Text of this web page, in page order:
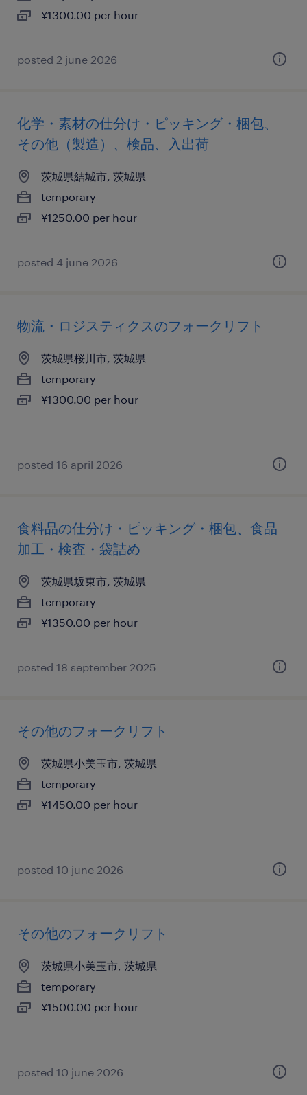
¥1300.00 per hour
posted 2 june 2026
化学・素材の仕分け・ピッキング・梱包、
その他（製造）、検品、入出荷
茨城県結城市, 茨城県
temporary
¥1250.00 per hour
posted 4 june 2026
物流・ロジスティクスのフォークリフト
茨城県桜川市, 茨城県
temporary
¥1300.00 per hour
posted 16 april 2026
食料品の仕分け・ピッキング・梱包、食品
加工・検査・袋詰め
茨城県坂東市, 茨城県
temporary
¥1350.00 per hour
posted 18 september 2025
その他のフォークリフト
茨城県小美玉市, 茨城県
temporary
¥1450.00 per hour
posted 10 june 2026
その他のフォークリフト
茨城県小美玉市, 茨城県
temporary
¥1500.00 per hour
posted 10 june 2026